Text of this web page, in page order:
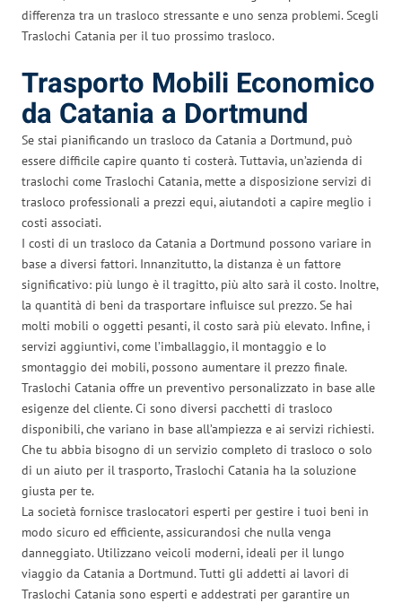
differenza tra un trasloco stressante e uno senza problemi. Scegli
Traslochi Catania per il tuo prossimo trasloco.
Trasporto Mobili Economico
da Catania a Dortmund
Se stai pianificando un trasloco da Catania a Dortmund, può
essere difficile capire quanto ti costerà. Tuttavia, un’azienda di
traslochi come Traslochi Catania, mette a disposizione servizi di
trasloco professionali a prezzi equi, aiutandoti a capire meglio i
costi associati.
I costi di un trasloco da Catania a Dortmund possono variare in
base a diversi fattori. Innanzitutto, la distanza è un fattore
significativo: più lungo è il tragitto, più alto sarà il costo. Inoltre,
la quantità di beni da trasportare influisce sul prezzo. Se hai
molti mobili o oggetti pesanti, il costo sarà più elevato. Infine, i
servizi aggiuntivi, come l’imballaggio, il montaggio e lo
smontaggio dei mobili, possono aumentare il prezzo finale.
Traslochi Catania offre un preventivo personalizzato in base alle
esigenze del cliente. Ci sono diversi pacchetti di trasloco
disponibili, che variano in base all’ampiezza e ai servizi richiesti.
Che tu abbia bisogno di un servizio completo di trasloco o solo
di un aiuto per il trasporto, Traslochi Catania ha la soluzione
giusta per te.
La società fornisce traslocatori esperti per gestire i tuoi beni in
modo sicuro ed efficiente, assicurandosi che nulla venga
danneggiato. Utilizzano veicoli moderni, ideali per il lungo
viaggio da Catania a Dortmund. Tutti gli addetti ai lavori di
Traslochi Catania sono esperti e addestrati per garantire un